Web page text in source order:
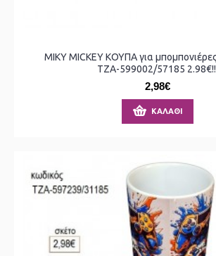
MIΚY ΜΙCKEY ΚΟΥΠΑ για
ΤΖΑ-599002/57185
2,98€
ΚΑΛΆΘΙ